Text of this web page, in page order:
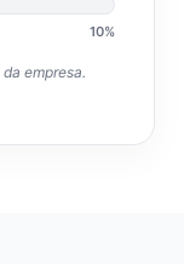
10%
empresa.